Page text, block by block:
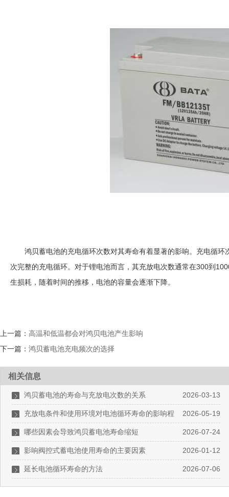
鸿贝蓄电池的充电循环次数对其寿命有着显著的影响。充电循
次完整的充电循环。对于锂电池而言，其充放电次数通常在300到
生损耗，随着时间的推移，电池的容量会逐渐下降。
上一篇： 高温和低温都会对鸿贝电池产生影响
下一篇： 鸿贝蓄电池充电频次的选择
相关信息
2026-03-13
鸿贝蓄电池的寿命与充放电次数的关系
2026-05-19
充放电条件和使用环境对电池循环寿命的影响程
度如何? 2026-07-24
哪些因素会导致鸿贝蓄电池寿命缩短
2026-01-12
影响阀控式蓄电池使用寿命的主要因素
2026-07-06
延长电池循环寿命的方法